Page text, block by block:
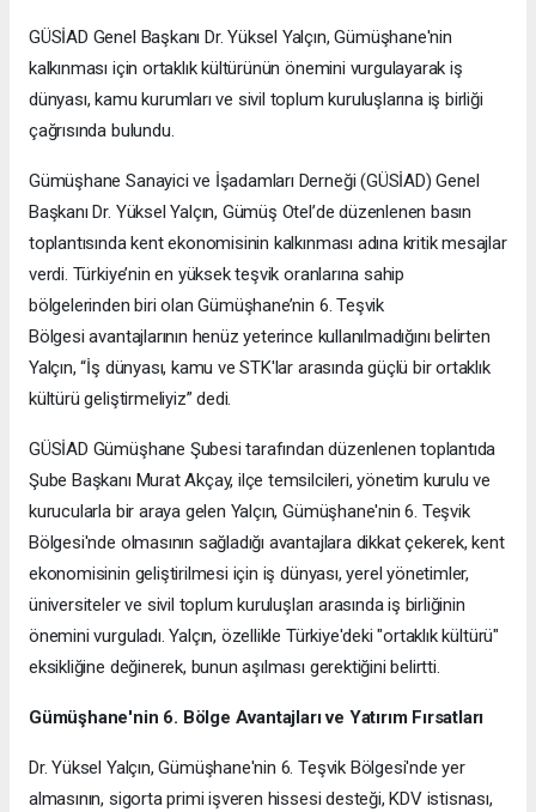
GÜSİAD Genel Başkanı Dr. Yüksel Yalçın, Gümüşhane'nin
kalkınması için ortaklık kültürünün önemini vurgulayarak iş
dünyası, kamu kurumları ve sivil toplum kuruluşlarına iş birliği
çağrısında bulundu.
Gümüşhane Sanayici ve İşadamları Derneği (GÜSİAD) Genel
Başkanı Dr. Yüksel Yalçın, Gümüş Otel’de düzenlenen basın
toplantısında kent ekonomisinin kalkınması adına kritik mesajlar
verdi. Türkiye’nin en yüksek teşvik oranlarına sahip
bölgelerinden biri olan Gümüşhane’nin 6. Teşvik
Bölgesi avantajlarının henüz yeterince kullanılmadığını belirten
Yalçın, “İş dünyası, kamu ve STK'lar arasında güçlü bir ortaklık
kültürü geliştirmeliyiz” dedi.
GÜSİAD Gümüşhane Şubesi tarafından düzenlenen toplantıda
Şube Başkanı Murat Akçay, ilçe temsilcileri, yönetim kurulu ve
kurucularla bir araya gelen Yalçın, Gümüşhane'nin 6. Teşvik
Bölgesi'nde olmasının sağladığı avantajlara dikkat çekerek, kent
ekonomisinin geliştirilmesi için iş dünyası, yerel yönetimler,
üniversiteler ve sivil toplum kuruluşları arasında iş birliğinin
önemini vurguladı. Yalçın, özellikle Türkiye'deki "ortaklık kültürü"
eksikliğine değinerek, bunun aşılması gerektiğini belirtti.
Gümüşhane'nin 6. Bölge Avantajları ve Yatırım Fırsatları
Dr. Yüksel Yalçın, Gümüşhane'nin 6. Teşvik Bölgesi'nde yer
almasının, sigorta primi işveren hissesi desteği, KDV istisnası,